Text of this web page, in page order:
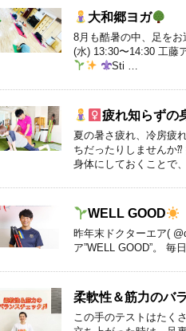
大和郷ヨガ
8月も酷暑の中、足を
(水) 13:30〜14:30 工藤
Sti …
疲れ知らずの
夏の暑さ疲れ、冷房疲
ちだったりしませんか
身体にしておくことで
WELL GOOD
昨年末ドクターエア(
ア”WELL GOOD”。
柔軟性＆筋力のバ
この手のテストはたく